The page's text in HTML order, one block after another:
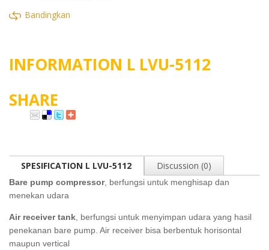
Bandingkan
INFORMATION L LVU-5112
SHARE
SPESIFICATION L LVU-5112 Discussion (0)
Bare pump compressor, berfungsi untuk menghisap dan
menekan udara
Air receiver tank, berfungsi untuk menyimpan udara yang hasil
penekanan bare pump. Air receiver bisa berbentuk horisontal
maupun vertical